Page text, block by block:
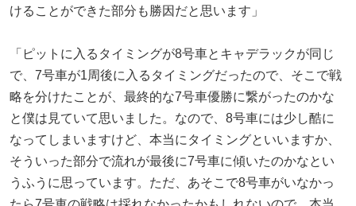
けることができた部分も勝因だと思います」
「ピットに入るタイミングが8号車とキャデラックが同じ
で、7号車が1周後に入るタイミングだったので、そこで戦
略を分けたことが、最終的な7号車優勝に繋がったのかな
と僕は見ていて思いました。なので、8号車には少し酷に
なってしまいますけど、本当にタイミングといいますか、
そういった部分で流れが最後に7号車に傾いたのかなとい
うふうに思っています。ただ、あそこで8号車がいなかっ